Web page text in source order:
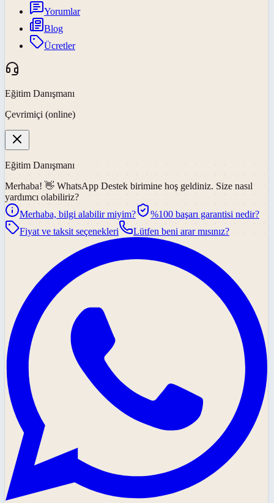
Yorumlar
Blog
Ücretler
Eğitim Danışmanı
Çevrimiçi (online)
Eğitim Danışmanı
Merhaba! 👋 WhatsApp Destek birimine hoş geldiniz. Size nasıl
yardımcı olabiliriz?
Merhaba, bilgi alabilir miyim?
%100 başarı garantisi nedir?
Fiyat ve taksit seçenekleri
Lütfen beni arar mısınız?